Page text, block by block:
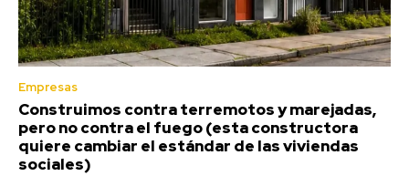
Empresas
Construimos contra terremotos y marejadas,
pero no contra el fuego (esta constructora
quiere cambiar el estándar de las viviendas
sociales)